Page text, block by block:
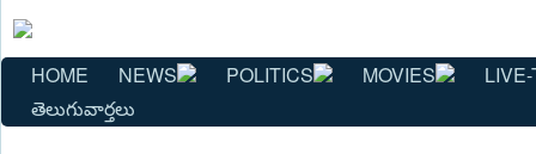
HOME NEWS POLITICS MOVIES
తెలుగువార్తలు